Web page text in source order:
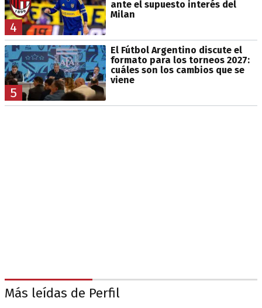
4
ante el supuesto interés del
Milan
5
El Fútbol Argentino discute el
formato para los torneos 2027:
cuáles son los cambios que se
viene
Más leídas de Perfil